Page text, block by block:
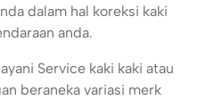
dalam hal koreksi kaki
anda.
Service kaki kaki atau
beraneka variasi merk